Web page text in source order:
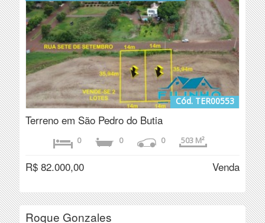
Cód. TER00553
Terreno em São Pedro do Butia
0 0 0 503 M²
R$ 82.000,00 Venda
Roque Gonzales